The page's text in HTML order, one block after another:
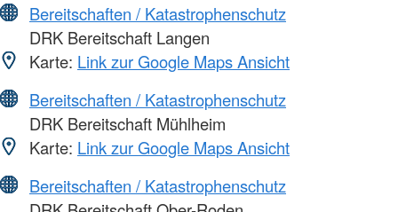
Bereitschaften / Katastrophenschutz
DRK Bereitschaft Langen
Karte: Link zur Google Maps Ansicht
Bereitschaften / Katastrophenschutz
DRK Bereitschaft Mühlheim
Karte: Link zur Google Maps Ansicht
Bereitschaften / Katastrophenschutz